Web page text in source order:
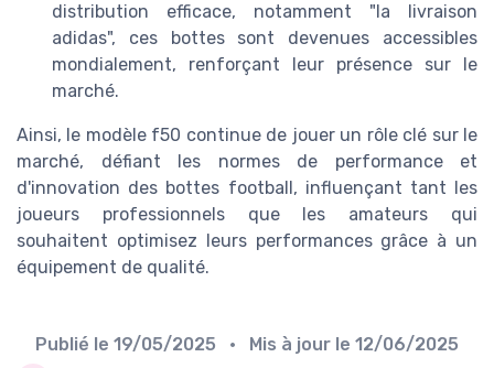
distribution efficace, notamment "la livraison
adidas", ces bottes sont devenues accessibles
mondialement, renforçant leur présence sur le
marché.
Ainsi, le modèle f50 continue de jouer un rôle clé sur le
marché, défiant les normes de performance et
d'innovation des bottes football, influençant tant les
joueurs professionnels que les amateurs qui
souhaitent optimisez leurs performances grâce à un
équipement de qualité.
Publié le 19/05/2025 • Mis à jour le 12/06/2025